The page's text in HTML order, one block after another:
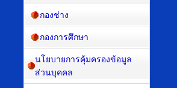
กองช่าง
กองการศึกษา
นโยบายการคุ้มครองข้อมูล
ส่วนบุคคล